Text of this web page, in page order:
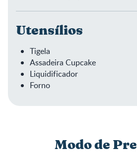
Utensílios
Tigela
Assadeira Cupcake
Liquidificador
Forno
Modo de